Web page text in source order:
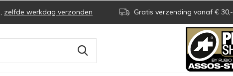
zelfde werkdag verzonden Gratis verzending vanaf € 30,-